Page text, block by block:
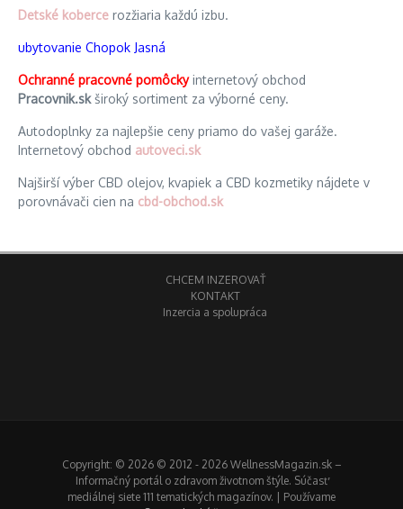
Detské koberce rozžiaria každú izbu.
ubytovanie Chopok Jasná
Ochranné pracovné pomôckyinternetový obchod
Pracovnik.skširoký sortiment za výborné ceny.
Autodoplnky za najlepšie ceny priamo do vašej garáže.
Internetový obchod autoveci.sk
Najširší výber CBD olejov, kvapiek a CBD kozmetiky nájdete v
porovnávači cien na cbd-obchod.sk
CHCEM INZEROVAŤ
KONTAKT
Inzercia a spolupráca
Copyright: © 2026 © 2012 - 2026 WellnessMagazin.sk –
Informačný portál o zdravom životnom štýle. Súčasť
mediálnej siete 111 tematických magazínov. | Používame